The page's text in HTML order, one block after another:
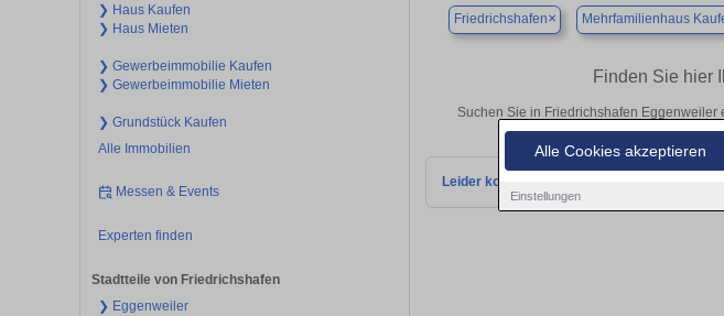
Alle Cookies akzeptieren
Einstellungen
❯ Haus Kaufen
❯ Haus Mieten
❯ Gewerbeimmobilie Kaufen
❯ Gewerbeimmobilie Mieten
❯ Grundstück Kaufen
Alle Immobilien
Messen & Events
Experten finden
Stadtteile von Friedrichshafen
❯ Eggenweiler
Friedrichshafen× Mehrfamilienhaus
Finden Sie hier
Suchen Sie in Friedrichshafen
als Kapitalanlage oder zur
Leider konnten wir derzeit keine passenden